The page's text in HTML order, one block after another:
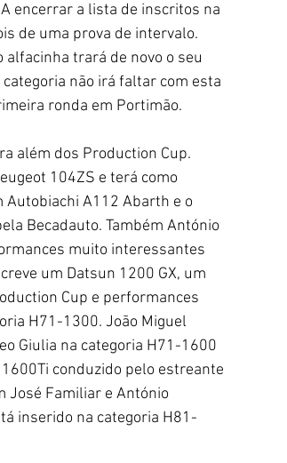
encerrar a lista de inscritos na
de uma prova de intervalo.
alfacinha trará de novo o seu
não irá faltar com esta
ronda em Portimão.
104ZS e terá como
Autobiachi A112 Abarth e o
Becadauto. Também António
muito interessantes
um Datsun 1200 GX, um
Cup e performances
H71-1300. João Miguel
Giulia na categoria H71-1600
conduzido pelo estreante
José Familiar e António
inserido na categoria H81-